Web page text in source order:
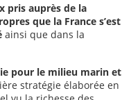
pris auprès de la
que la France s’est
ainsi que dans la
pour le milieu marin et
stratégie élaborée en